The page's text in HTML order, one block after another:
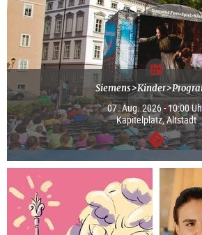
07. Aug. 2026 - 10:00
Kapitelplatz, Altstadt
weiter